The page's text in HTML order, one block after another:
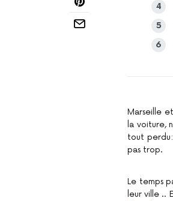
Marseille
la voiture,
tout
pas trop.
Le temps
leur ville ..